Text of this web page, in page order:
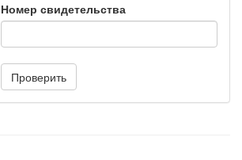
Номер свидетельства
Проверить